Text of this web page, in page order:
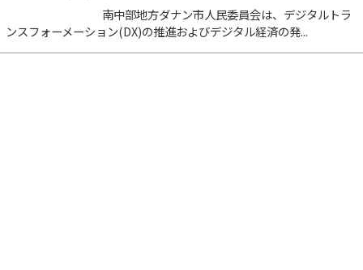
南中部地方ダナン市人民委員会は、デジタルトラ
ンスフォーメーション(DX)の推進およびデジタル経済の発...